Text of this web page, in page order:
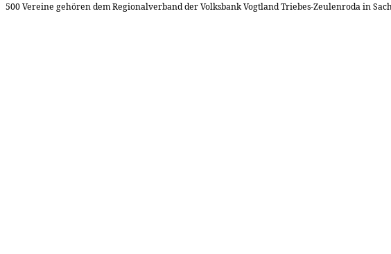
500 Vereine gehören dem Regionalverband der Volksbank Vogtland Triebes-Zeulenroda in